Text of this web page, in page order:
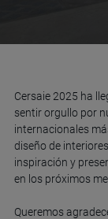
Cersaie 2025 ha
sentir orgullo por
internacionales
diseño de
inspiración y
en los próximos
Queremos